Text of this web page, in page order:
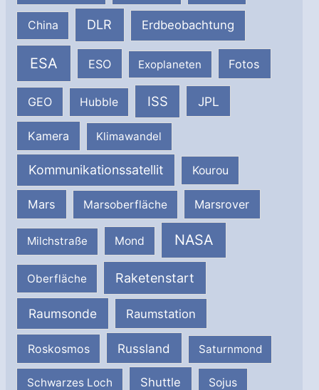
China DLR Erdbeobachtung
ESA ESO Exoplaneten Fotos
GEO Hubble ISS JPL
Kamera Klimawandel
Kommunikationssatellit Kourou
Mars Marsoberfläche Marsrover
Milchstraße Mond NASA
Oberfläche Raketenstart
Raumsonde Raumstation
Roskosmos Russland Saturnmond
Schwarzes Loch Shuttle Sojus